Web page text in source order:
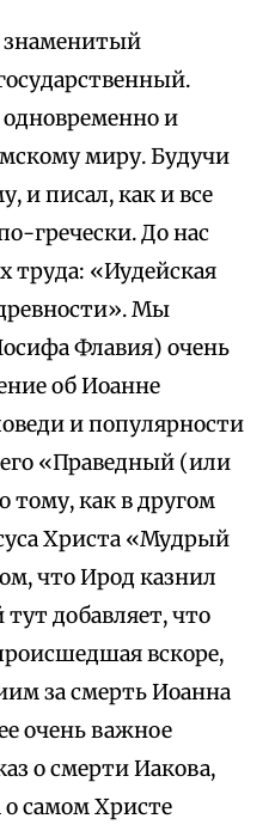
и
миру. Будучи
и писал, как и все
гречески. До нас
труда: «Иудейская
Мы
Флавия) очень
об Иоанне
и популярности
«Праведный (или
тому, как в другом
Христа «Мудрый
что Ирод казнил
добавляет, что
вскоре,
за смерть Иоанна
очень важное
о смерти Иакова,
о самом Христе